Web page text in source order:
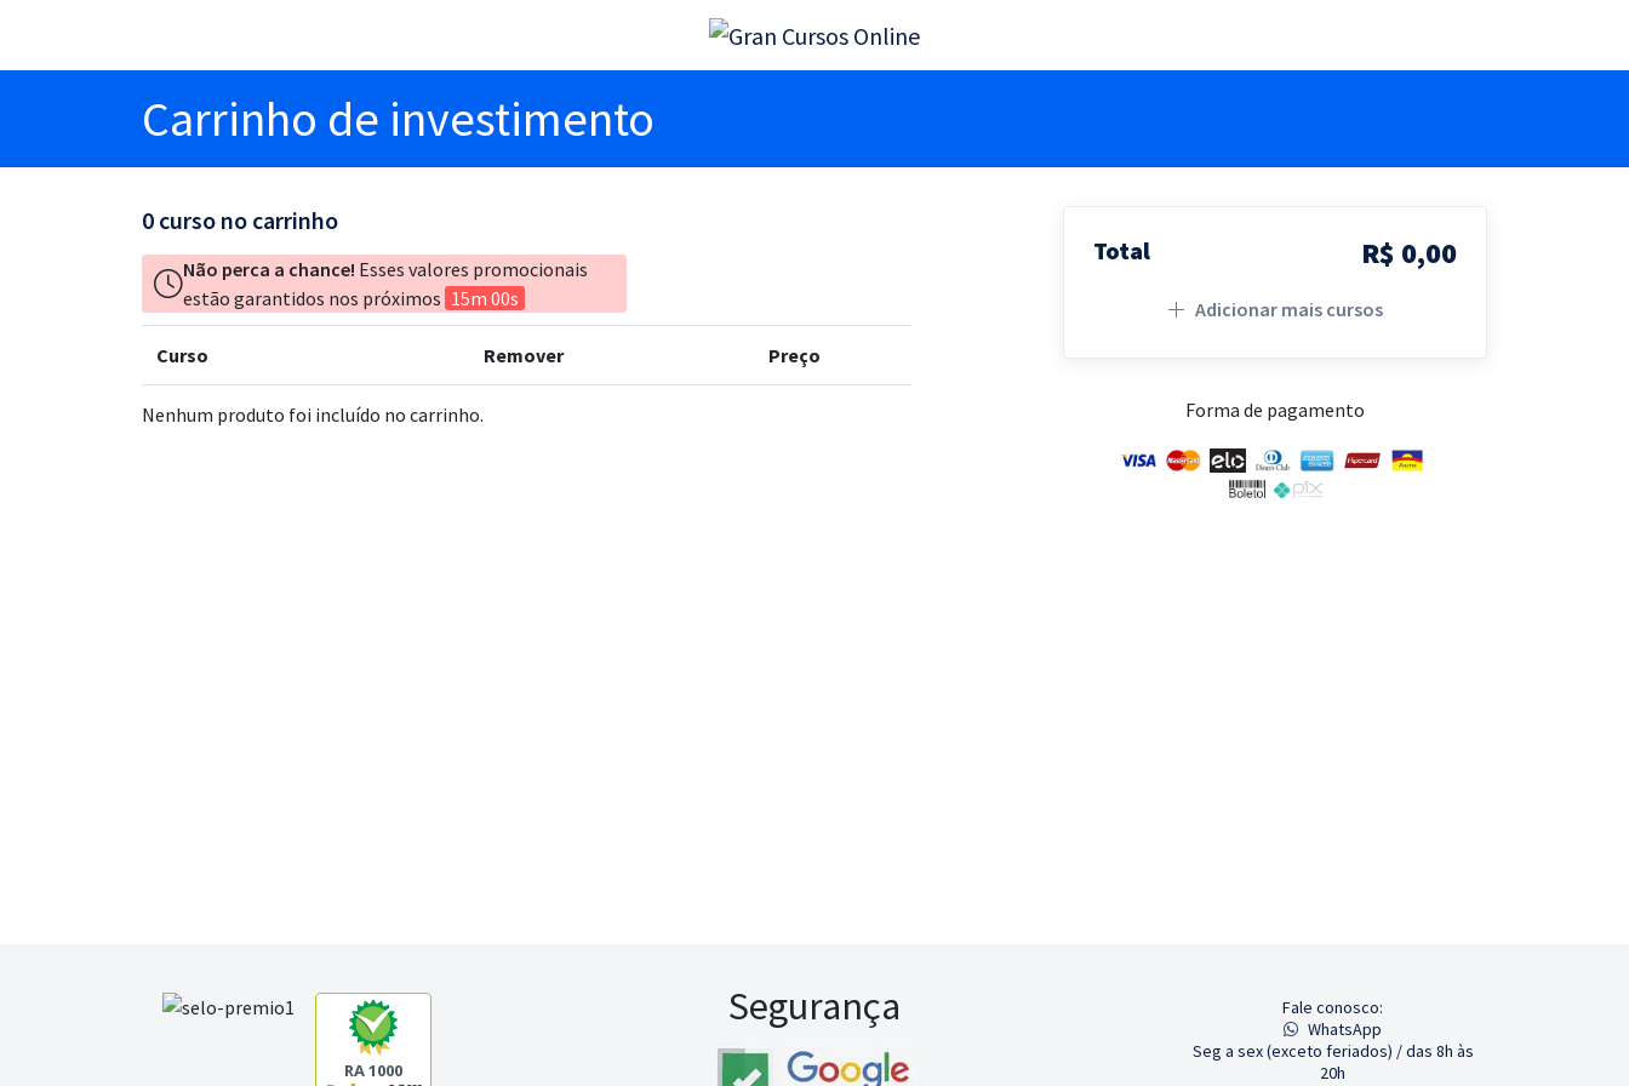
Carrinho de investimento
0 curso no carrinho
Não perca a chance! Esses valores promocionais
estão garantidos nos próximos 15m 00s
Curso Remover Preço
Nenhum produto foi incluído no carrinho.
Total R$ 0,00
Adicionar mais cursos
Forma de pagamento
RA 1000
Segurança
Fale conosco:
WhatsApp
Seg a sex (exceto feriados) / das 8h às
20h